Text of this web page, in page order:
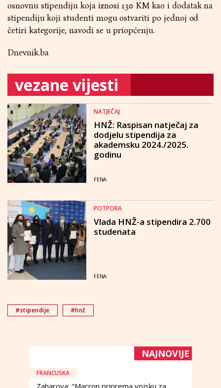
osnovnu stipendiju koja iznosi 130 KM kao i dodatak na
stipendiju koji studenti mogu ostvariti po jednoj od
četiri kategorije, navodi se u priopćenju.
Dnevnik.ba
vezane vijesti
NATJEČAJ
HNŽ: Raspisan natječaj za
dodjelu stipendija za
akademsku 2024./2025.
godinu
FENA
POTPORA
Vlada HNŽ-a stipendira 2.700
studenata
FENA
#stipendije #hnž
NAJNOVIJE
FRANCUSKA
Zaharova: "Macron priprema vojsku za